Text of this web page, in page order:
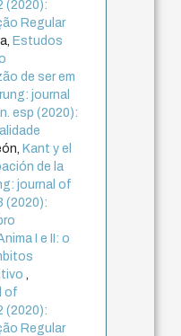
(2020):
Regular
Estudos
de ser em
journal
esp (2020):
Kant y el
de la
journal of
(2020):
I e II: o
of
(2020):
Regular